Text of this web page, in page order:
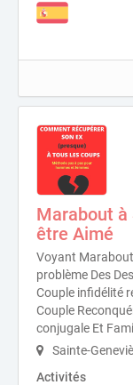
Marabout à
être Aimé
Voyant
problème Des
Couple infidélité
Couple
conjugale Et
Sainte-
Activités